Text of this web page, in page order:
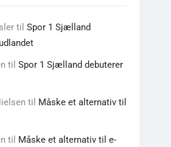
til Spor 1 Sjælland
til Spor 1 Sjælland debuterer
til Måske et alternativ til
til Måske et alternativ til e-